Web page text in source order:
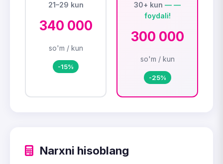
21–29 kun
340 000
so'm / kun
-15%
30+ kun
300 000
so'm / kun
-25%
Narxni hisoblang